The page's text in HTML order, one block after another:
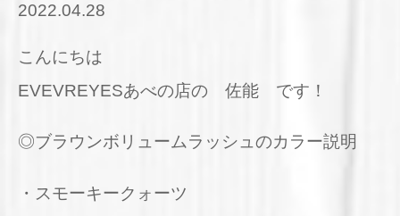
2022.04.28
こんにちは
EVEVREYESあべの店の 佐能 です！
◎ブラウンボリュームラッシュのカラー説明
・スモーキークォーツ